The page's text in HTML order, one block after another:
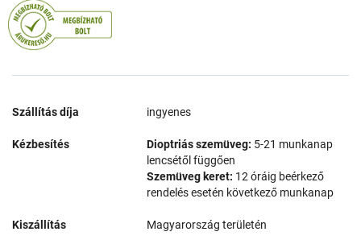
Szállítás díja ingyenes
Kézbesítés Dioptriás szemüveg: 5-21 munkanap
lencsétől függően
Szemüveg keret: 12 óráig beérkező
rendelés esetén következő munkanap
Kiszállítás Magyarország területén